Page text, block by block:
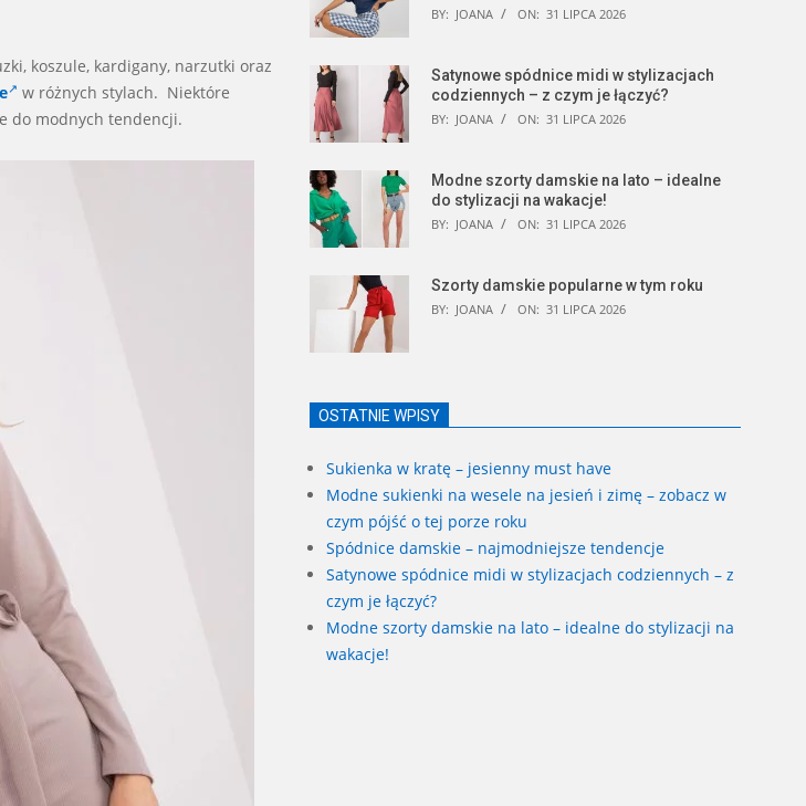
koszule, kardigany, narzutki oraz
w różnych stylach. Niektóre
do modnych tendencji.
BY: JOANA ON: 31 LIPCA 2026
Satynowe spódnice midi w stylizacjach
codziennych – z czym je łączyć?
BY: JOANA ON: 31 LIPCA 2026
Modne szorty damskie na lato – idealne
do stylizacji na wakacje!
BY: JOANA ON: 31 LIPCA 2026
Szorty damskie popularne w tym roku
BY: JOANA ON: 31 LIPCA 2026
OSTATNIE WPISY
Sukienka w kratę – jesienny must have
Modne sukienki na wesele na jesień i zimę – zobacz w
czym pójść o tej porze roku
Spódnice damskie – najmodniejsze tendencje
Satynowe spódnice midi w stylizacjach codziennych – z
czym je łączyć?
Modne szorty damskie na lato – idealne do stylizacji na
wakacje!